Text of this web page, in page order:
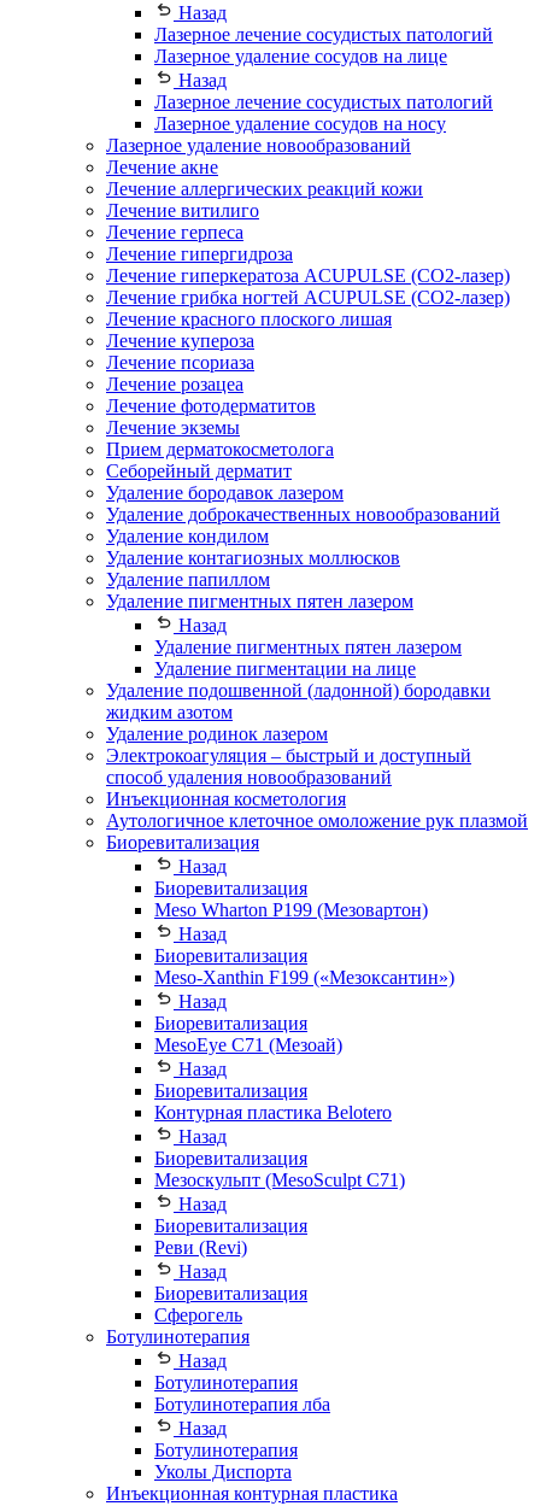
Назад
Лазерное лечение сосудистых патологий
Лазерное удаление сосудов на лице
Назад
Лазерное лечение сосудистых патологий
Лазерное удаление сосудов на носу
Лазерное удаление новообразований
Лечение акне
Лечение аллергических реакций кожи
Лечение витилиго
Лечение герпеса
Лечение гипергидроза
Лечение гиперкератоза ACUPULSE (CO2-лазер)
Лечение грибка ногтей ACUPULSE (CO2-лазер)
Лечение красного плоского лишая
Лечение купероза
Лечение псориаза
Лечение розацеа
Лечение фотодерматитов
Лечение экземы
Прием дерматокосметолога
Себорейный дерматит
Удаление бородавок лазером
Удаление доброкачественных новообразований
Удаление кондилом
Удаление контагиозных моллюсков
Удаление папиллом
Удаление пигментных пятен лазером
Назад
Удаление пигментных пятен лазером
Удаление пигментации на лице
Удаление подошвенной (ладонной) бородавки
жидким азотом
Удаление родинок лазером
Электрокоагуляция – быстрый и доступный
способ удаления новообразований
Инъекционная косметология
Аутологичное клеточное омоложение рук плазмой
Биоревитализация
Назад
Биоревитализация
Meso Wharton P199 (Мезовартон)
Назад
Биоревитализация
Meso-Xanthin F199 («Мезоксантин»)
Назад
Биоревитализация
MesoEye С71 (Мезоай)
Назад
Биоревитализация
Контурная пластика Belotero
Назад
Биоревитализация
Мезоскульпт (MesoSculpt С71)
Назад
Биоревитализация
Реви (Revi)
Назад
Биоревитализация
Сферогель
Ботулинотерапия
Назад
Ботулинотерапия
Ботулинотерапия лба
Назад
Ботулинотерапия
Уколы Диспорта
Инъекционная контурная пластика